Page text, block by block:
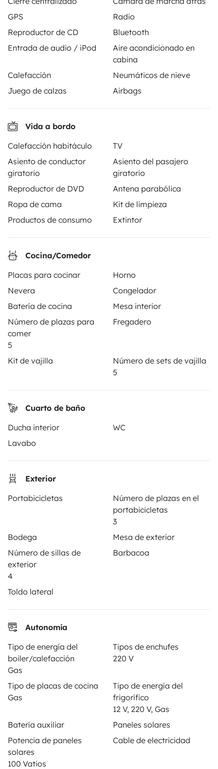
GPS
Radio
Reproductor de CD
Bluetooth
Entrada de audio / iPod
Aire acondicionado en
cabina
Calefacción
Neumáticos de nieve
Juego de calzas
Airbags
Vida a bordo
Calefacción habitáculo
TV
Asiento de conductor
giratorio
Asiento del pasajero
giratorio
Reproductor de DVD
Antena parabólica
Ropa de cama
Kit de limpieza
Productos de consumo
Extintor
Cocina/Comedor
Placas para cocinar
Horno
Nevera
Congelador
Batería de cocina
Mesa interior
Número de plazas para
comer
5
Fregadero
Kit de vajilla
Número de sets de vajilla
5
Cuarto de baño
Ducha interior
WC
Lavabo
Exterior
Portabicicletas
Número de plazas en el
portabicicletas
3
Bodega
Mesa de exterior
Número de sillas de
exterior
4
Barbacoa
Toldo lateral
Autonomía
Tipo de energía del
boiler/calefacción
Gas
Tipos de enchufes
220 V
Tipo de placas de cocina
Gas
Tipo de energía del
frigorífico
12 V, 220 V, Gas
Batería auxiliar
Paneles solares
Potencia de paneles
solares
100 Vatios
Cable de electricidad
Vehículos similares cerca de München
No hay vehículos similares a este anuncio.
A partir de
115 € /día
Yescapa es una plataforma que facilita y asegura el
alquiler de autocaravanas y furgonetas campers entre
llave en mano para unas vacaciones en total libertad y
3.84/5 sobre 1170 opiniones de usuarios en Trusted
Shops
Instagram
Alquilar una autocaravana
Tus primeros pasos en autocaravana
Ayuda viajero
Anunciar un vehículo
Contrato de alquiler
Seguros de alquiler
Asistencias de alquiler
Ayuda propietario
Medios de pago seguros
Disponible en
Google Play
Blog